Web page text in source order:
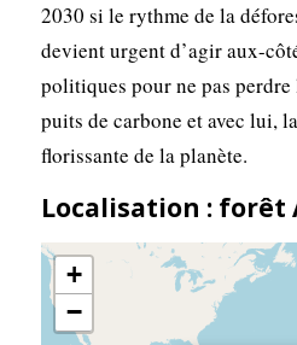
2030 si le rythme de la
devient urgent d’agir aux-
politiques pour ne pas
puits de carbone et avec lui,
florissante de la planète.
Localisation : forêt
+
−